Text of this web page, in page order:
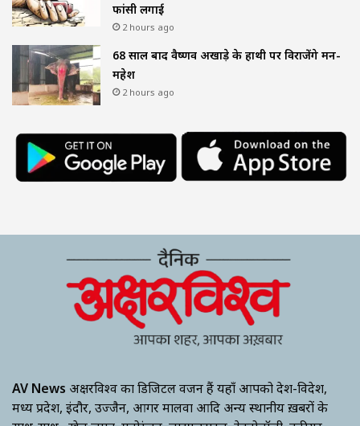
फांसी लगाई
2 hours ago
68 साल बाद वैष्णव अखाड़े के हाथी पर विराजेंगे मन-
महेश
2 hours ago
AV News अक्षरविश्व का डिजिटल वर्जन हैं यहाँ आपको देश-विदेश,
मध्य प्रदेश, इंदौर, उज्जैन, आगर मालवा आदि अन्य स्थानीय ख़बरों के